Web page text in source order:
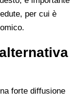
per cui è
forte diffusione